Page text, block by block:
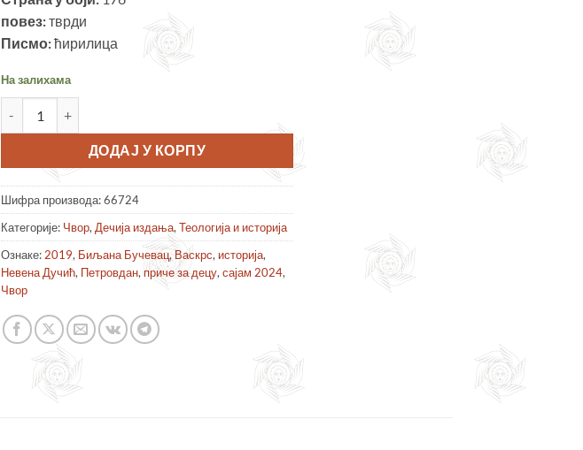
повез:тврди
Писмо:ћирилица
На залихама
ДОДАЈ У КОРПУ
Шифра производа:66724
Категорије: Чвор,Дечија издања,Теологија и историја
Ознаке:2019, Биљана Бучевац,Васкрс, историја,
Невена Дучић, Петровдан,приче за децу,сајам 2024,
Чвор